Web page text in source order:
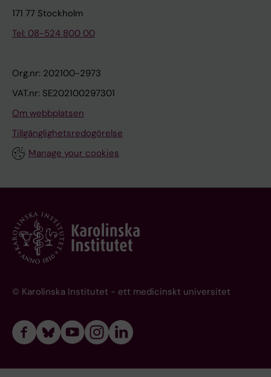
171 77 Stockholm
Tel: 08-524 800 00
Org.nr: 202100-2973
VAT.nr: SE202100297301
Om webbplatsen
Tillgänglighetsredogörelse
Manage your cookies
© Karolinska Institutet - ett medicinskt universitet